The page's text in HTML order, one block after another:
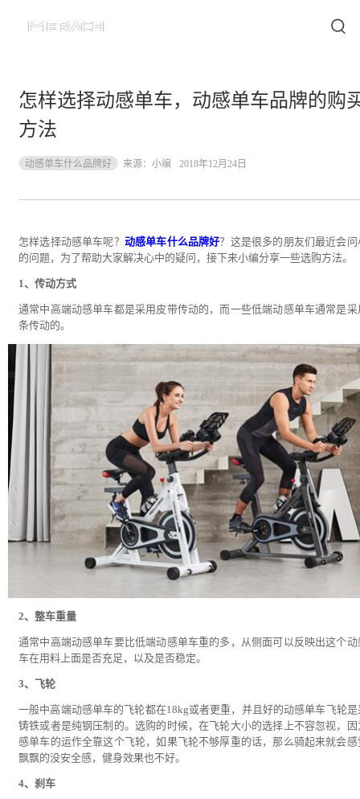
怎样选择动感单车，动感单车品牌的购
方法
动感单车什么品牌好 来源： 小编 2018年12月24日
怎样选择动感单车呢？ 动感单车什么品牌好？这是很多的朋友们最近会问
的问题，为了帮助大家解决心中的疑问，接下来小编分享一些选购方法。
1、传动方式
通常中高端动感单车都是采用皮带传动的，而一些低端动感单车通常是采
条传动的。
2、整车重量
通常中高端动感单车要比低端动感单车重的多，从侧面可以反映出这个动
车在用料上面是否充足，以及是否稳定。
3、飞轮
一般中高端动感单车的飞轮都在18kg或者更重，并且好的动感单车飞轮是
铸铁或者是纯钢压制的。选购的时候，在飞轮大小的选择上不容忽视，因
感单车的运作全靠这个飞轮，如果飞轮不够厚重的话，那么骑起来就会感
飘飘的没安全感，健身效果也不好。
4、刹车